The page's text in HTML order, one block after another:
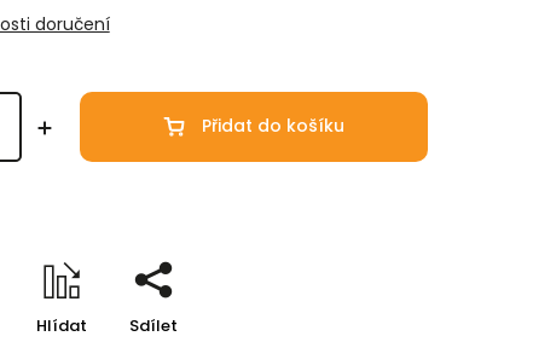
doručení
Přidat do košíku
Hlídat Sdílet